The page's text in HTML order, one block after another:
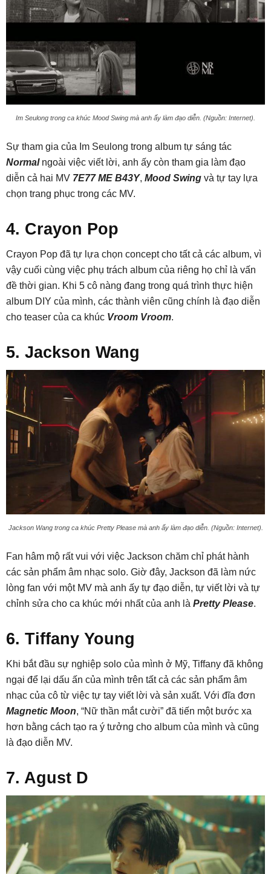
Im Seulong trong ca khúc Mood Swing mà anh ấy làm đạo diễn. (Nguồn: Internet).
Sự tham gia của Im Seulong trong album tự sáng tác
Normalngoài việc viết lời, anh ấy còn tham gia làm đạo
diễn cả hai MV 7E77 ME B43Y, Mood Swing và tự tay lựa
chọn trang phục trong các MV.
4. Crayon Pop
Crayon Pop đã tự lựa chọn concept cho tất cả các album, vì
vậy cuối cùng việc phụ trách album của riêng họ chỉ là vấn
đề thời gian. Khi 5 cô nàng đang trong quá trình thực hiện
album DIY của mình, các thành viên cũng chính là đạo diễn
cho teaser của ca khúc Vroom Vroom.
5. Jackson Wang
Jackson Wang trong ca khúc Pretty Please mà anh ấy làm đạo diễn. (Nguồn: Internet).
Fan hâm mộ rất vui với việc Jackson chăm chỉ phát hành
các sản phẩm âm nhạc solo. Giờ đây, Jackson đã làm nức
lòng fan với một MV mà anh ấy tự đạo diễn, tự viết lời và tự
chỉnh sửa cho ca khúc mới nhất của anh là Pretty Please.
6. Tiffany Young
Khi bắt đầu sự nghiệp solo của mình ở Mỹ, Tiffany đã không
ngại để lại dấu ấn của mình trên tất cả các sản phẩm âm
nhạc của cô từ việc tự tay viết lời và sản xuất. Với đĩa đơn
Magnetic Moon, “Nữ thần mắt cười” đã tiến một bước xa
hơn bằng cách tạo ra ý tưởng cho album của mình và cũng
là đạo diễn MV.
7. Agust D